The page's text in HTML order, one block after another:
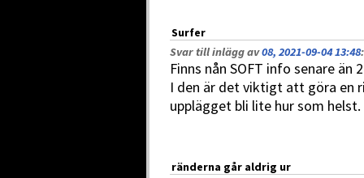
Surfer
Svar till inlägg av08, 2021-09-04 13:48:
Finns nån SOFT info senare än
I den är det viktigt att göra en
upplägget bli lite hur som helst.
ränderna går aldrig ur